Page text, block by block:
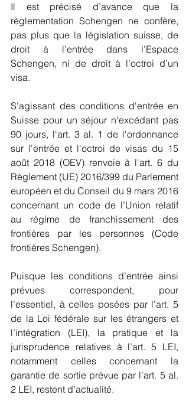
Il est précisé d’avance que la
règlementation Schengen ne confère,
pas plus que la législation suisse, de
droit à l’entrée dans l’Espace
Schengen, ni de droit à l’octroi d’un
visa.
S'agissant des conditions d'entrée en
Suisse pour un séjour n'excédant pas
90 jours, l'art. 3 al. 1 de l'ordonnance
sur l'entrée et l'octroi de visas du 15
août 2018 (OEV) renvoie à l'art. 6 du
Règlement (UE) 2016/399 du Parlement
européen et du Conseil du 9 mars 2016
concernant un code de l’Union relatif
au régime de franchissement des
frontières par les personnes (Code
frontières Schengen).
Puisque les conditions d’entrée ainsi
prévues correspondent, pour
l’essentiel, à celles posées par l’art. 5
de la Loi fédérale sur les étrangers et
l’intégration (LEI), la pratique et la
jurisprudence relatives à l’art. 5 LEI,
notamment celles concernant la
garantie de sortie prévue par l’art. 5 al.
2 LEI, restent d’actualité.